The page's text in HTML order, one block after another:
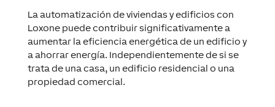
La automatización de viviendas y edificios con
Loxone puede contribuir significativamente a
aumentar la eficiencia energética de un edificio y
a ahorrar energía. Independientemente de si se
trata de una casa, un edificio residencial o una
propiedad comercial.